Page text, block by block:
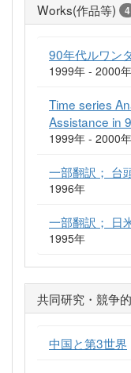
Works(作品等) 4
90年代ルワン
1999年 - 2000年
Time series
Assistance in
1999年 - 2000年
一部翻訳； 台
1996年
一部翻訳； 日
1995年
共同研究・競争
中国と第3世界